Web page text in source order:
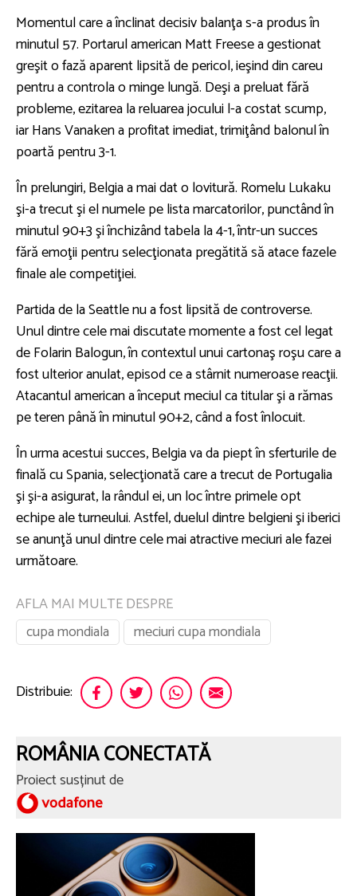
Momentul care a înclinat decisiv balanţa s-a produs în
minutul 57. Portarul american Matt Freese a gestionat
greşit o fază aparent lipsită de pericol, ieşind din careu
pentru a controla o minge lungă. Deşi a preluat fără
probleme, ezitarea la reluarea jocului l-a costat scump,
iar Hans Vanaken a profitat imediat, trimiţând balonul în
poartă pentru 3-1.
În prelungiri, Belgia a mai dat o lovitură. Romelu Lukaku
şi-a trecut şi el numele pe lista marcatorilor, punctând în
minutul 90+3 şi închizând tabela la 4-1, într-un succes
fără emoţii pentru selecţionata pregătită să atace fazele
finale ale competiţiei.
Partida de la Seattle nu a fost lipsită de controverse.
Unul dintre cele mai discutate momente a fost cel legat
de Folarin Balogun, în contextul unui cartonaş roşu care a
fost ulterior anulat, episod ce a stârnit numeroase reacţii.
Atacantul american a început meciul ca titular şi a rămas
pe teren până în minutul 90+2, când a fost înlocuit.
În urma acestui succes, Belgia va da piept în sferturile de
finală cu Spania, selecţionată care a trecut de Portugalia
şi şi-a asigurat, la rândul ei, un loc între primele opt
echipe ale turneului. Astfel, duelul dintre belgieni şi iberici
se anunţă unul dintre cele mai atractive meciuri ale fazei
următoare.
AFLA MAI MULTE DESPRE
cupa mondiala
meciuri cupa mondiala
Distribuie:
ROMÂNIA CONECTATĂ
Proiect susținut de